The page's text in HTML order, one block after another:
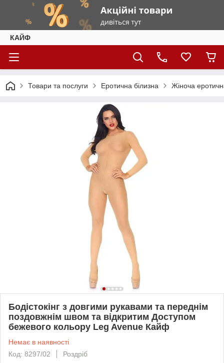
КАЙФ
Товари та послуги Еротична білизна Жіноча
Бодістокінг з довгими рукавами та переднім
поздовжнім швом та відкритим Доступом
бежевого кольору Leg Avenue Кайф
Немає в наявності
Код: 8297/02
Роздріб